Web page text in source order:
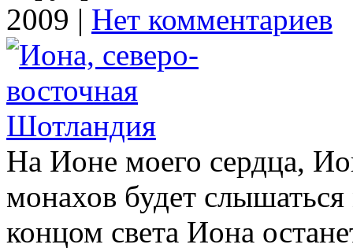
2009 | Нет комментариев
На Ионе моего сердца,
монахов будет
концом света Иона